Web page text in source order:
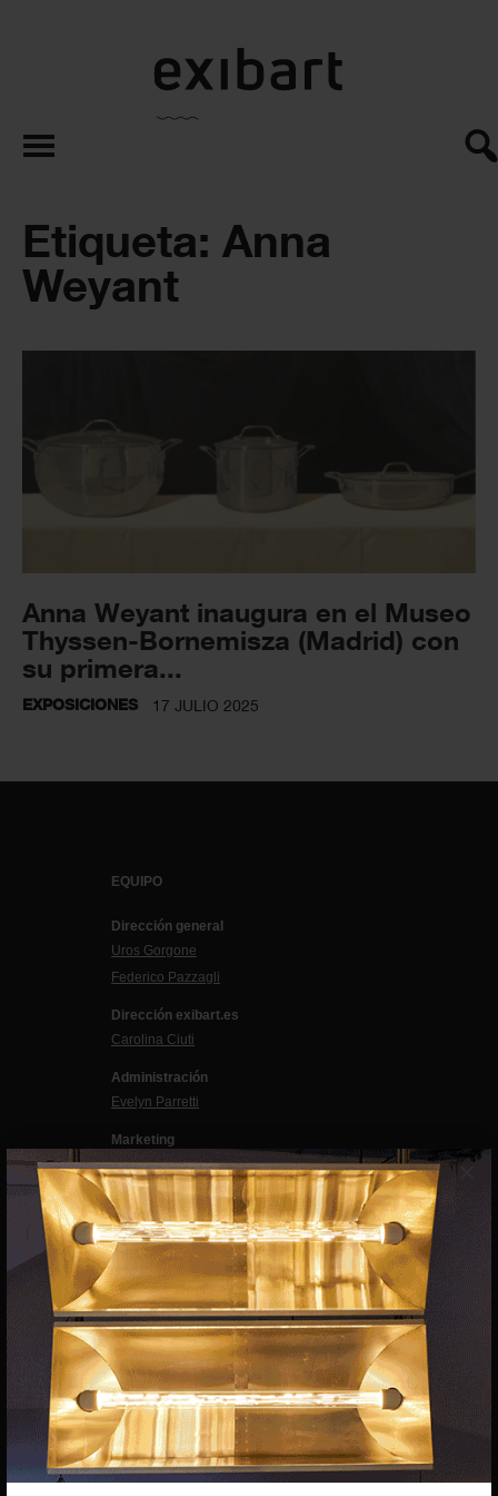
×
exibart.es
Etiqueta: Anna
Weyant
Anna Weyant inaugura en el Museo
Thyssen-Bornemisza (Madrid) con
su primera...
EXPOSICIONES 17 JULIO 2025
EQUIPO
Dirección general
Uros Gorgone
Federico Pazzagli
Dirección exibart.es
Carolina Ciuti
Administración
Evelyn Parretti
Marketing
Francesca Grismondi
Programación y diseño web
Giovanni Costante
Marcello Moi
EXIBART SPAIN, S.L.U.
AVINGUDA ROMA, 12